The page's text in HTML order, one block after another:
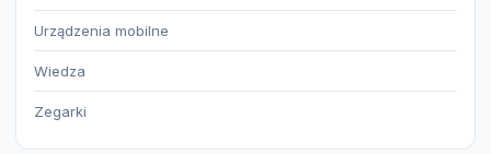
Urządzenia mobilne
Wiedza
Zegarki